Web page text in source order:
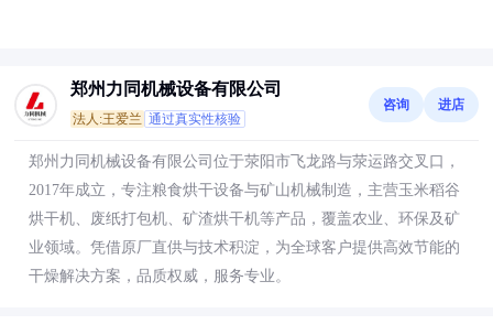
郑州力同机械设备有限公司
法人:王爱兰 通过真实性核验
咨询 进店
郑州力同机械设备有限公司位于荥阳市飞龙路与荥运路交叉口，
2017年成立，专注粮食烘干设备与矿山机械制造，主营玉米稻谷
烘干机、废纸打包机、矿渣烘干机等产品，覆盖农业、环保及矿
业领域。凭借原厂直供与技术积淀，为全球客户提供高效节能的
干燥解决方案，品质权威，服务专业。